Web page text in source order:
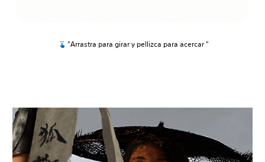
"Arrastra para girar y pellizca para acercar "